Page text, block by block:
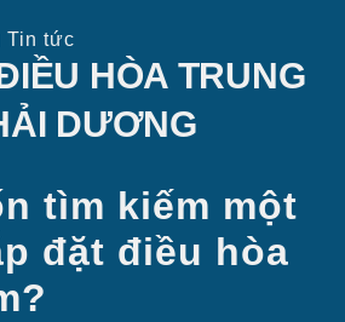
Tin tức
HÒA TRUNG
DƯƠNG
tìm kiếm một
đặt điều hòa